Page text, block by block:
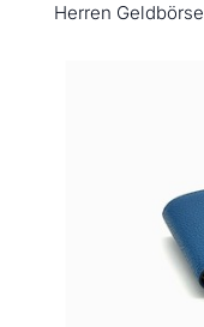
Herren Geldbörse